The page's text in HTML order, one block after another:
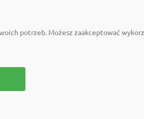
potrzeb. Możesz zaakceptować